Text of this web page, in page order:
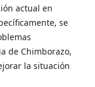
actual en
se
de Chimborazo,
la situación